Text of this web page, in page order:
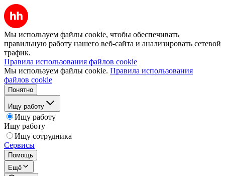
Мы используем файлы cookie, чтобы обеспечивать
правильную работу нашего веб-сайта и анализировать сетевой
трафик.
Правила использования файлов cookie
Мы используем файлы cookie. Правила использования
файлов cookie
Понятно
Ищу работу
Ищу работу
Ищу работу
Ищу сотрудника
Сервисы
Помощь
Ещё